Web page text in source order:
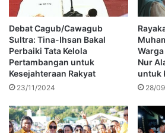
Debat Cagub/Cawagub
Sultra: Tina-Ihsan Bakal
Perbaiki Tata Kelola
Pertambangan untuk
Kesejahteraan Rakyat
23/11/2024
Nur
untuk
28/